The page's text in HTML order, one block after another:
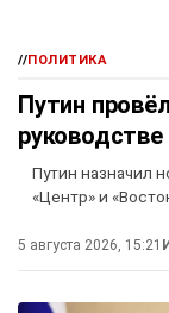
//ПОЛИТИКА
Путин
Путин назначил
«Центр» и
5 августа 2026, 15:21